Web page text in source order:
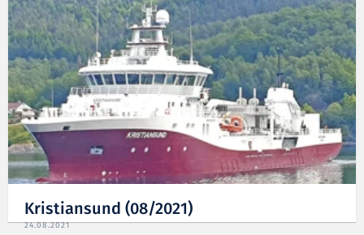
Kristiansund (08/2021)
24.08.2021